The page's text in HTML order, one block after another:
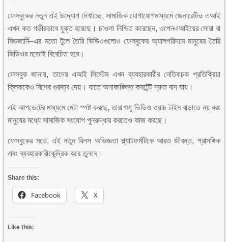
ফেসবুকের নতুন এই উদ্যোগ দেখাচ্ছে, সামাজিক যোগাযোগমাধ্যমে জেনারেটিভ এআই
এখন কত গভীরভাবে যুক্ত হয়েছে। চাওলা নিশ্চিত করেছেন, ওপেনএআইয়ের সোরা বা
মিডজার্নি–এর মতো টুলে তৈরি ভিডিওগুলোও ফেসবুকের অ্যালগরিদমে মানুষের তৈরি
ভিডিওর মতোই বিবেচিত হবে।
ফেসবুক জানায়, তাদের এআই সিস্টেম এখন ব্যবহারকারীর নেতিবাচক প্রতিক্রিয়া
ক্লিককেও বিশেষ গুরুত্ব দেয়। যাতে অনাকাঙ্ক্ষিত কনটেন্ট দ্রুত বাদ যায়।
এই আপডেটের মাধ্যমে মেটা স্পষ্ট করছে, তারা শুধু ভিডিও ওয়াচ টাইম বাড়াতে নয় বরং
মানুষের মধ্যে সামাজিক সংযোগ পুনরুদ্ধার করতেও কাজ করছে।
ফেসবুকের মতে, এই নতুন রিলস অভিজ্ঞতা প্ল্যাটফর্মটিকে আরও জীবন্ত, প্রাসঙ্গিক
এবং ব্যবহারকারীকেন্দ্রিক করে তুলবে।
Share this:
Facebook X
Like this: